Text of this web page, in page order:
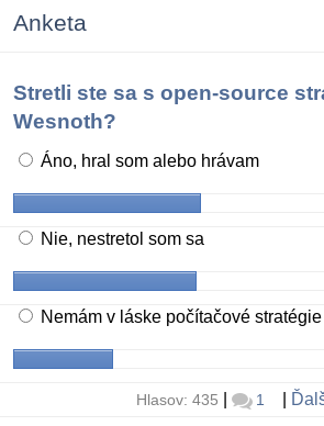
Anketa
Stretli ste sa s open-source
Wesnoth?
Áno, hral som alebo hrávam
Nie, nestretol som sa
Nemám v láske počítačové stratégie
Hlasov: 435 1